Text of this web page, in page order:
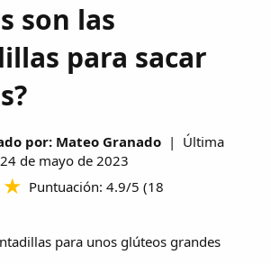
son las
para sacar
por: Mateo Granado | Última
de mayo de 2023
Puntuación: 4.9/5 (18
para unos glúteos grandes